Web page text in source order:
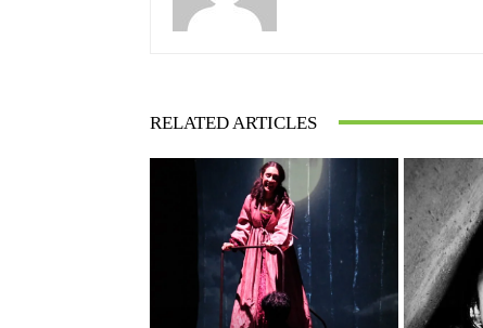
RELATED ARTICLES